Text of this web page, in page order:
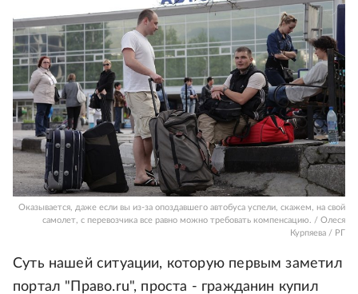
Оказывается, даже если вы из-за опоздавшего автобуса успели, скажем, на свой
самолет, с перевозчика все равно можно требовать компенсацию. / Олеся
Курпяева / РГ
Суть нашей ситуации, которую первым заметил
портал "Право.ru", проста - гражданин купил